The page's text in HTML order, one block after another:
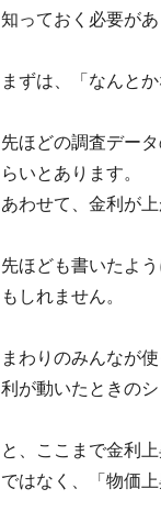
知っておく必要があ
まずは、「なんと
先ほどの調査デー
らいとあります。
あわせて、金利が
先ほども書いたよ
もしれません。
まわりのみんなが
利が動いたときの
と、ここまで金利
ではなく、「物価